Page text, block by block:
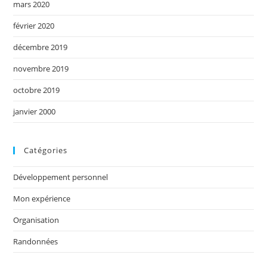
mars 2020
février 2020
décembre 2019
novembre 2019
octobre 2019
janvier 2000
Catégories
Développement personnel
Mon expérience
Organisation
Randonnées